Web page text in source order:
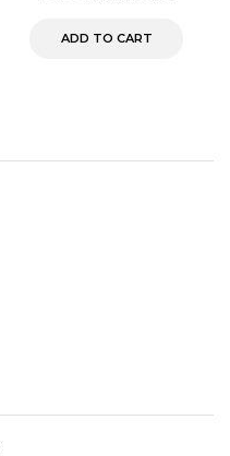
ADD TO CART